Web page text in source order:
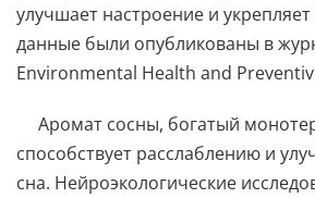
улучшает настроение и
данные были опубликованы в
Environmental Health and
Аромат сосны, богатый
способствует расслаблению и
сна. Нейроэкологические